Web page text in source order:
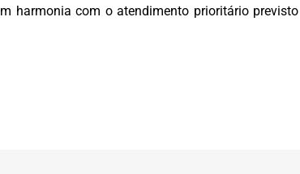
harmonia com o atendimento prioritário previsto